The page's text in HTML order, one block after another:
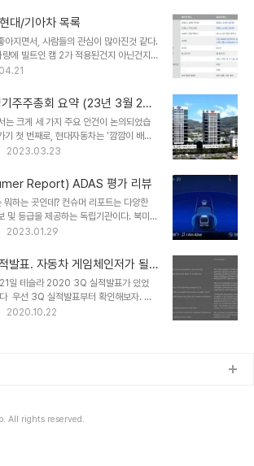
현대자동차가 2026년 2월 포켓몬코리아와 협업해 출시한 유
기판(클러스터)과 내비게이션 화면의 색상·그래픽, 시동
켓몬 캐릭터 디자인으로 바뀝니다. 마이현대 앱에서 대표 차량
대/기아차 목록
지면서, 사람들의 관심이 많아진것 같다.
에 빌트인 캠 2가 적용된건지 아닌건지
캠 vs 빌트인 캠 2 아래 링크를 통해 확인
engineer.tistory.com/13 빌트인
요 최근 7세대 그랜져부터 (22년 11월
되기 시작했다. 기존에도 빌트인 캠 이라
데, 과연 얼마나 좋아졌기에 빌트인 캠 2
engineer-ji.com 2. 빌트인 캠 2 적용
주주총회 요약 (23년 3월 23
는 크게 세 가지 주요 안건이 논의되었습
기 첫 번째로, 현대자동차는 '깜깜이 배당'
배당금을 50% 인상하는 주주권리 강화
배당액을 보고 투자 결정을 내릴 수 있도
했습니다. 두 번째로, 현대자동차는 이사
기 위해 이사회 정원을 11명에서 13명으
는 호세 무뇨스 글로벌 최고 운영 책임자
고, 사외 이사로는 장승화 서울대 법학
세 번째로, 현대..
2023.03.23
Report) ADAS 평가 리뷰
하는 곳인데? 컨슈머 리포트는 다양한
및 등급을 제공하는 독립기관이다. 북미에
, 컨슈머리포트 결과는 소비자에게 꽤 공
서비스에 이르기까지 광범위한 제품을
포트에서 미국에 판매중인 자동차의
과를 발행했다.
cars/car-
systems-review-
2023.01.29
발표. 자동차 게임체인저가 될
일 테슬라 2020 3Q 실적발표가 있었
우선 3Q 실적발표부터 확인해보자. 난
고, 더구나 영어는 해석하는게 너무 힘들
의 역대급 현금보유- 잉여현금흐름도
2020.10.22
All rights reserved.